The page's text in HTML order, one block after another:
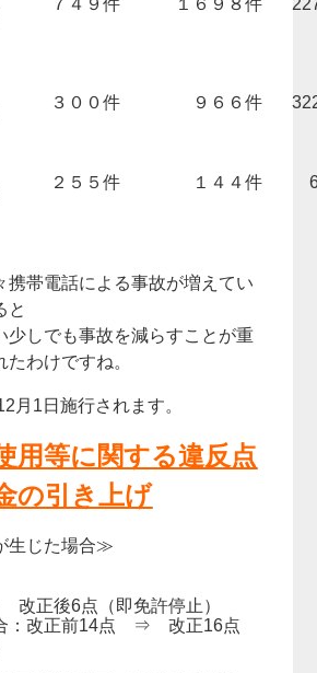
７４９件 １６９８件
３００件 ９６６件
２５５件 １４４件
携帯電話による事故が増えてい
と
少しでも事故を減らすことが重
わけですね。
月1日施行されます。
用等に関する違反点
の引き上げ
生じた場合≫
正後6点（即免許停止）
：改正前14点 ⇒ 改正16点